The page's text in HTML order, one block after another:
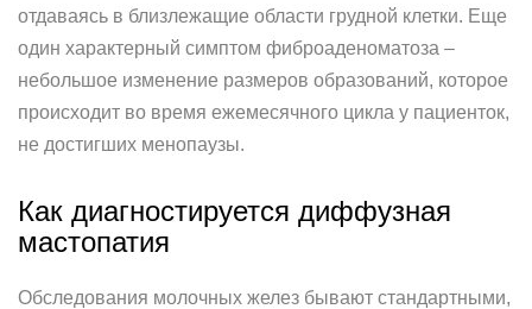
отдаваясь в близлежащие области грудной клетки. Еще
один характерный симптом фиброаденоматоза –
небольшое изменение размеров образований, которое
происходит во время ежемесячного цикла у пациенток,
не достигших менопаузы.
Как диагностируется диффузная
мастопатия
Обследования молочных желез бывают стандартными,